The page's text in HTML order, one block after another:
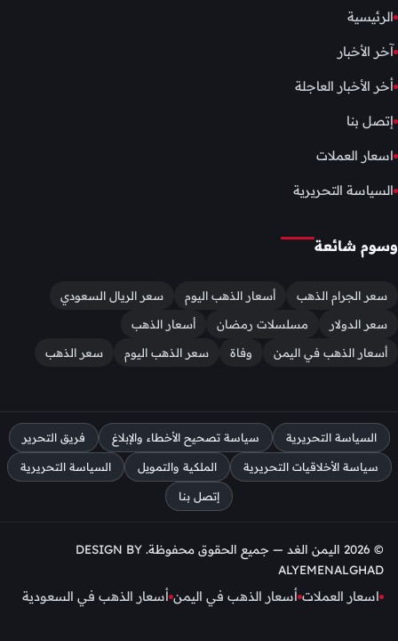
الرئيسية
آخر الأخبار
أخر الأخبار العاجلة
إتصل بنا
اسعار العملات
السياسة التحريرية
وسوم شائعة
سعر الجرام الذهب أسعار الذهب اليوم
سعر الريال السعودي
سعر الدولار
مسلسلات رمضان
أسعار الذهب
أسعار الذهب في اليمن
وفاة سعر الذهب اليوم سعر الذهب
السياسة التحريرية سياسة تصحيح الأخطاء والإبلاغ فريق التحرير
سياسة الأخلاقيات التحريرية الملكية والتمويل السياسة التحريرية
إتصل بنا
© 2026 اليمن الغد — جميع الحقوق محفوظة. DESIGN BY
ALYEMENALGHAD
اسعار العملات أسعار الذهب في اليمن أسعار الذهب في السعودية